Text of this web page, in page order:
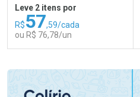
Leve 2 itens por
R$57,59/cada
ou R$ 76,78/un